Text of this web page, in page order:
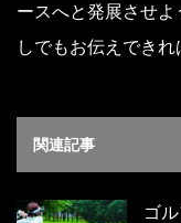
ースへと発展させ
しでもお伝えできれ
関連記事
ゴ